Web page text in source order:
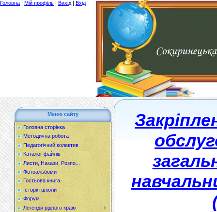
Головна | Мій профіль | Вихід | Вхід
Меню сайту
Головна сторінка
Методична робота
Педагогічний колектив
Каталог файлів
Листи, Накази, Розпо...
Фотоальбоми
Гостьова книга
Історія школи
Форум
Легенди рідного краю